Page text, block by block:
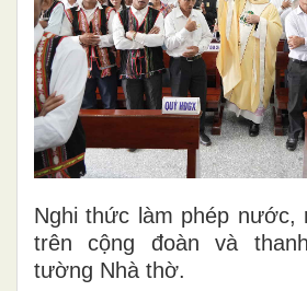
Nghi thức làm phép nước,
trên cộng đoàn và
tường Nhà thờ.